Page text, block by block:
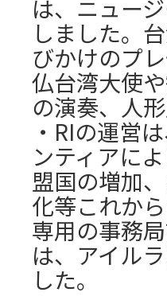
は、ニュー
しました。
びかけのプ
仏台湾大使
の演奏、人
・RIの運営
ンティアに
盟国の増加
化等これか
専用の事務
は、アイル
した。